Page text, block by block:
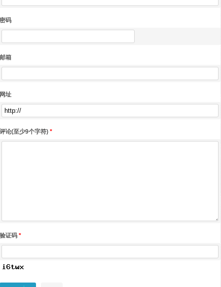
密码
邮箱
网址
评论(至少9个字符) *
验证码 *